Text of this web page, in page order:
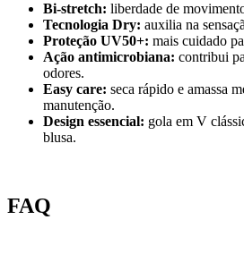
Bi-stretch: liberdade de
Tecnologia Dry: auxilia na
Proteção UV50+: mais cuidado
Ação antimicrobiana: contribui
odores.
Easy care: seca rápido e amassa
manutenção.
Design essencial: gola em V
blusa.
FAQ